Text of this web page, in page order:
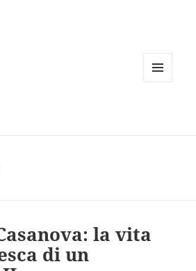
la vita
di un